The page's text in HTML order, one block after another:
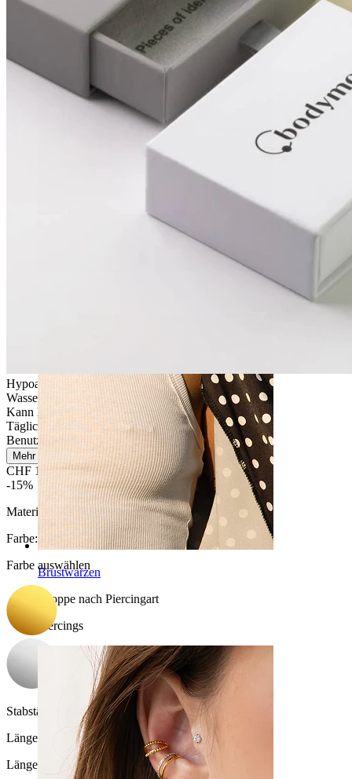
Bauchnabel
Brustwarzen
Shoppe nach Piercingart
Piercings
Hypoallergen
Wasserfest
Kann lebenslang halten
Tägliches Tragen
Benutzerfreundlich
Mehr lesen
CHF 12.67CHF 14.90
-15%
Material:
Titan
Farbe:
Farbe auswählen
Stabstärke:
1,2 mm
Länge
Länge auswählen